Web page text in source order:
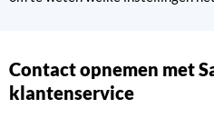
Contact opnemen met Samsung
klantenservice